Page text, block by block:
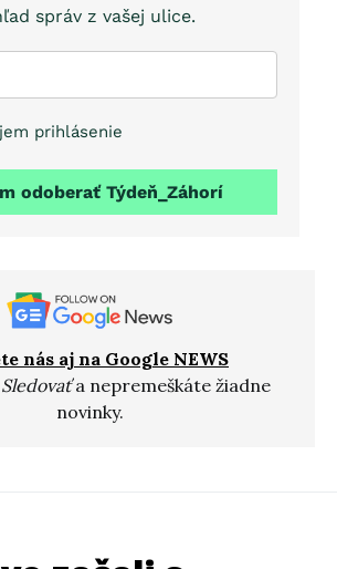
správ z vašej ulice.
prihlásenie
odoberať Týdeň_Záhorí
nás aj na Google NEWS
Sledovaťa nepremeškáte žiadne
novinky.